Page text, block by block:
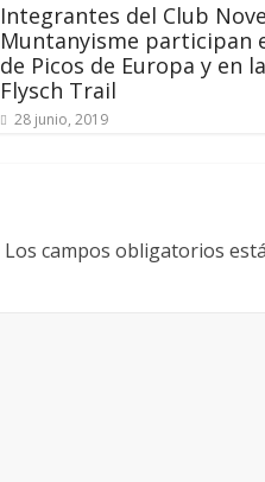
Integrantes del Club
Muntanyisme participan
de Picos de Europa y en
Flysch Trail
28 junio, 2019
Los campos obligatorios